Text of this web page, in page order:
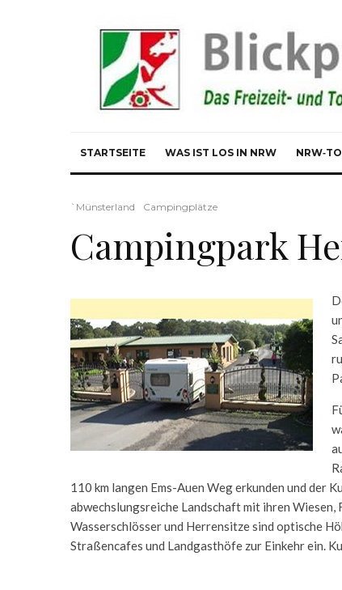
STARTSEITE WAS IST LOS IN NRW
`Münsterland Campingplätze
Campingpark
110 km langen Ems-Auen Weg erkunden und
abwechslungsreiche Landschaft mit ihren Wiesen,
Wasserschlösser und Herrensitze sind optische
Straßencafes und Landgasthöfe zur Einkehr ein.